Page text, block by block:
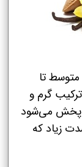
تا
گرم و
پخش می‌شود
زیاد که